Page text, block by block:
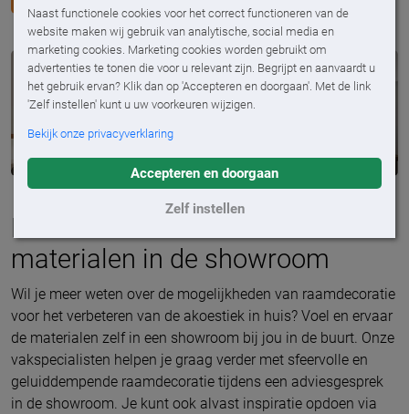
Naast functionele cookies voor het correct functioneren van de
website maken wij gebruik van analytische, social media en
marketing cookies. Marketing cookies worden gebruikt om
advertenties te tonen die voor u relevant zijn. Begrijpt en aanvaardt u
het gebruik ervan? Klik dan op 'Accepteren en doorgaan'. Met de link
'Zelf instellen' kunt u uw voorkeuren wijzigen.
Bekijk onze privacyverklaring
Accepteren en doorgaan
Zelf instellen
Ervaar de raamdecoratie-
materialen in de showroom
Wil je meer weten over de mogelijkheden van raamdecoratie
voor het verbeteren van de akoestiek in huis? Voel en ervaar
de materialen zelf in een showroom bij jou in de buurt. Onze
vakspecialisten helpen je graag verder met sfeervolle en
geluiddempende raamdecoratie tijdens een adviesgesprek
in de showroom. Je kunt ook alvast inspiratie opdoen via